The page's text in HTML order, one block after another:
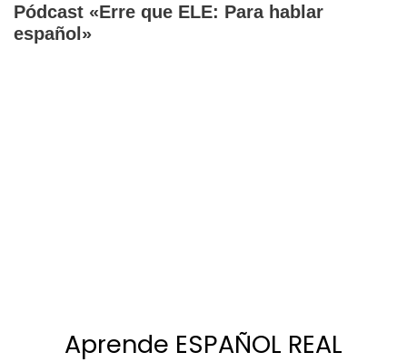
Pódcast «Erre que ELE: Para hablar
español»
Aprende ESPAÑOL REAL